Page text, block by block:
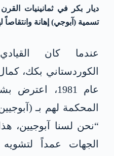
ديار بكر في ثمانينيات
تسمية (آبوجي) إهانة
عندما كان
الكوردستاني بكك،
عام 1981،
المحكمة لهم بـ
“نحن لسنا آبوجيين،
الجهات عمداً لتشويه